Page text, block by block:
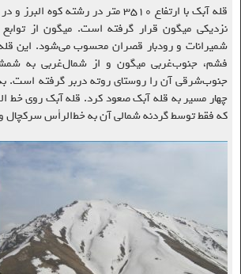
قله آبک با ارتفاع ۳۵۱۰ متر در رشته
نزدیکی میگون قرار گرفته است. میگون از
شمیرانات و رودبار قصران محسوب می‌شود. این
فشم، جنوب‌غربی میگون و از شمال‌غربی به
جنوب‌شرقی آن را روستای روته دربر گرفته است.
چهار مسیر به قله آبک صعود کرد. قله آبک روی خط
که فقط توسط گردنه شمالی آن به خط‌الرأس